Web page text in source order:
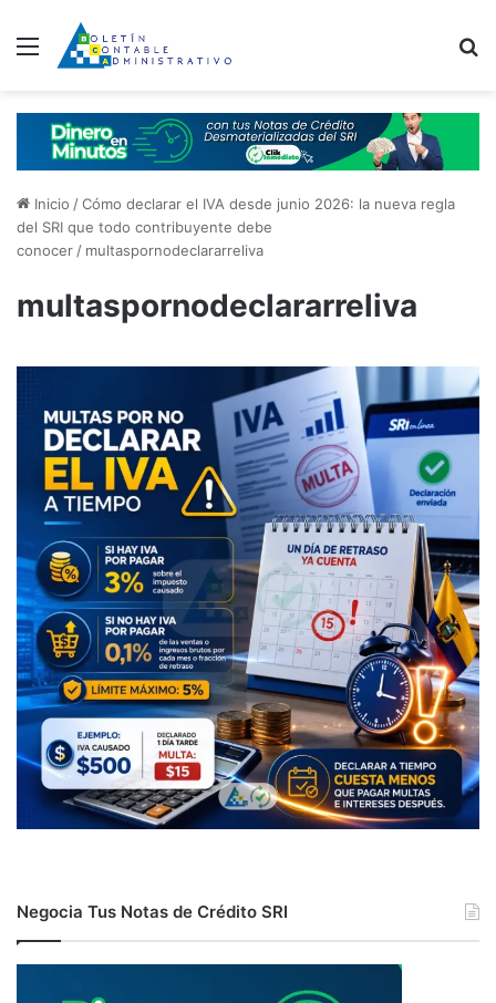
Menú
Inicio /Cómo declarar el IVA desde junio 2026: la nueva regla
del SRI que todo contribuyente debe
conocer / multaspornodeclararreliva
multaspornodeclararreliva
Negocia Tus Notas de Crédito SRI